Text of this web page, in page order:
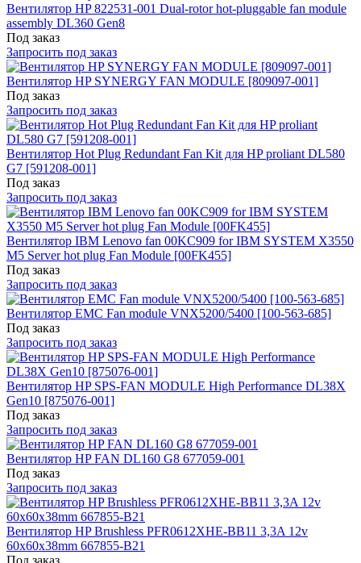
Вентилятор HP 822531-001 Dual-rotor hot-pluggable fan module
assembly DL360 Gen8
Под заказ
Запросить под заказ
Вентилятор HP SYNERGY FAN MODULE [809097-001]
Под заказ
Запросить под заказ
Вентилятор Hot Plug Redundant Fan Kit для HP proliant DL580
G7 [591208-001]
Под заказ
Запросить под заказ
Вентилятор IBM Lenovo fan 00KC909 for IBM SYSTEM X3550
M5 Server hot plug Fan Module [00FK455]
Под заказ
Запросить под заказ
Вентилятор EMC Fan module VNX5200/5400 [100-563-685]
Под заказ
Запросить под заказ
Вентилятор HP SPS-FAN MODULE High Performance DL38X
Gen10 [875076-001]
Под заказ
Запросить под заказ
Вентилятор HP FAN DL160 G8 677059-001
Под заказ
Запросить под заказ
Вентилятор HP Brushless PFR0612XHE-BB11 3,3A 12v
60x60x38mm 667855-B21
Под заказ